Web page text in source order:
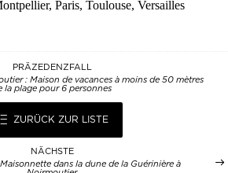
PRÄZEDENZFALL
: Maison de vacances à moins de 50 mètres
la plage pour 6 personnes
ZURÜCK ZUR LISTE
NÄCHSTE
dans la dune de la Guérinière à